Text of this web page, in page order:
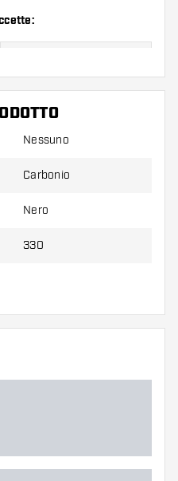
guarda la foto
di mano un gran
con l'uso.
Nessuno
Carbonio
Nero
330